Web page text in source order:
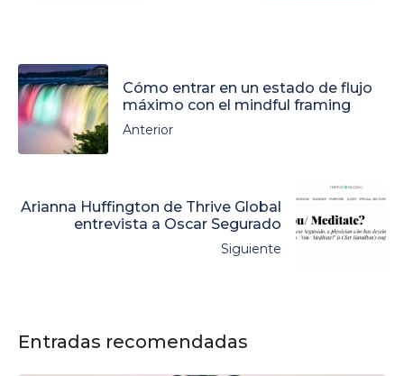
Cómo entrar en un estado de flujo
máximo con el mindful framing
Anterior
Arianna Huffington de Thrive Global
entrevista a Oscar Segurado
Siguiente
Entradas recomendadas